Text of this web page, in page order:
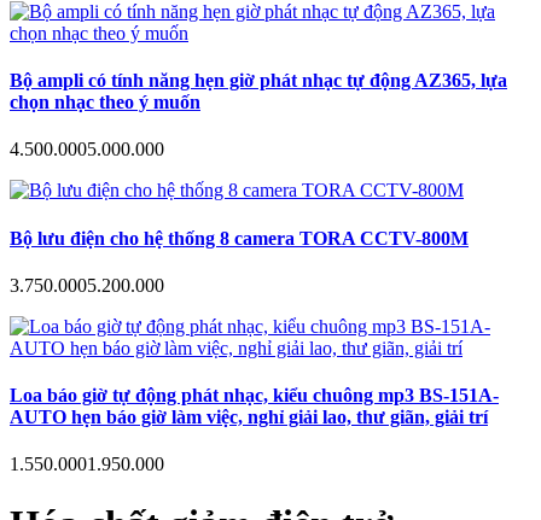
Bộ ampli có tính năng hẹn giờ phát nhạc tự động AZ365, lựa
chọn nhạc theo ý muốn
4.500.0005.000.000
Bộ lưu điện cho hệ thống 8 camera TORA CCTV-800M
3.750.0005.200.000
Loa báo giờ tự động phát nhạc, kiểu chuông mp3 BS-151A-
AUTO hẹn báo giờ làm việc, nghỉ giải lao, thư giãn, giải trí
1.550.0001.950.000